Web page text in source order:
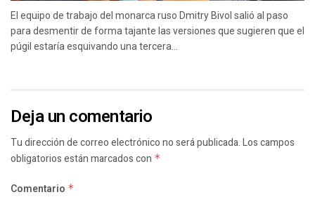
El equipo de trabajo del monarca ruso Dmitry Bivol salió al paso
para desmentir de forma tajante las versiones que sugieren que el
púgil estaría esquivando una tercera...
Deja un comentario
Tu dirección de correo electrónico no será publicada.Los campos
obligatorios están marcados con *
Comentario *